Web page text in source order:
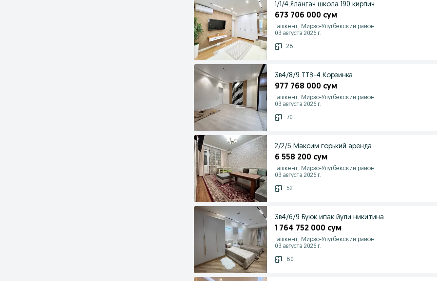
1/1/4 Ялангач школа 190 кирпич
673 706 000 сум
Ташкент, Мирзо-Улугбекский район
03 августа 2026 г.
28
3в4/8/9 ТТЗ-4 Корзинка
977 768 000 сум
Ташкент, Мирзо-Улугбекский район
03 августа 2026 г.
70
2/2/5 Максим горький аренда
6 558 200 сум
Ташкент, Мирзо-Улугбекский район
03 августа 2026 г.
52
3в4/6/9 Буюк ипак йули никитина
1 764 752 000 сум
Ташкент, Мирзо-Улугбекский район
03 августа 2026 г.
80